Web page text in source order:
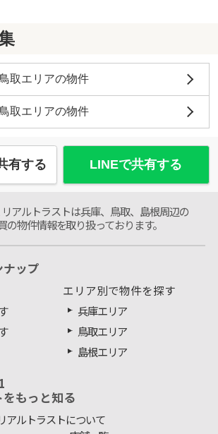
取エリアの物件
取エリアの物件
有する LINEで共有する
アルトラストは兵庫、鳥取、島根周辺の
の物件情報を取り扱っております。
ップ
エリア別で物件を探す
兵庫エリア
鳥取エリア
島根エリア
もっと知る
アルトラストについて